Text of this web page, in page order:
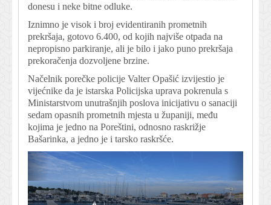
donesu i neke bitne odluke.
Iznimno je visok i broj evidentiranih prometnih
prekršaja, gotovo 6.400, od kojih najviše otpada na
nepropisno parkiranje, ali je bilo i jako puno prekršaja
prekoračenja dozvoljene brzine.
Načelnik porečke policije Valter Opašić izvijestio je
vijećnike da je istarska Policijska uprava pokrenula s
Ministarstvom unutrašnjih poslova inicijativu o sanaciji
sedam opasnih prometnih mjesta u županiji, među
kojima je jedno na Poreštini, odnosno raskrižje
Bašarinka, a jedno je i tarsko raskršće.